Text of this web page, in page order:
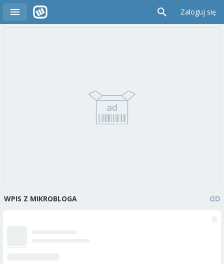
Zaloguj się
WPIS Z MIKROBLOGA